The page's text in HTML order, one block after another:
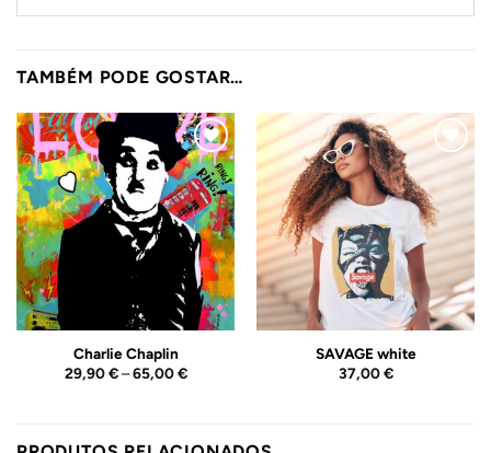
TAMBÉM PODE GOSTAR…
Adicionar
ao
Wishlist
Charlie Chaplin
29,90€ – 65,00€Price
Adicionar
ao
Wishlist
SAVAGE white
37,00€